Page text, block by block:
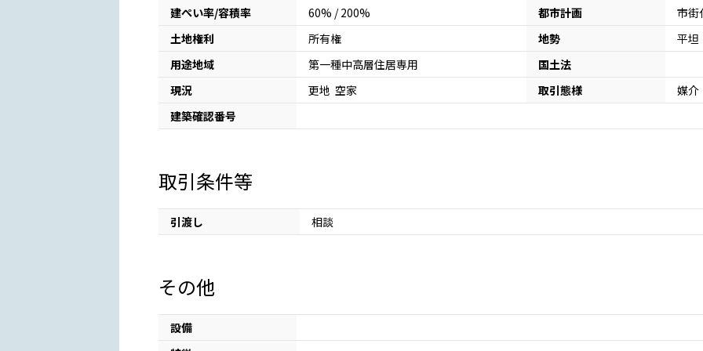
建ぺい率/容積率 60% / 200% 都市計画
市街
土地権利
所有権 地勢
平坦
用途地域
第一種中高層住居専用
国土法
現況
更地 空家 取引態様
媒介
建築確認番号
取引条件等
引渡し 相談
その他
設備